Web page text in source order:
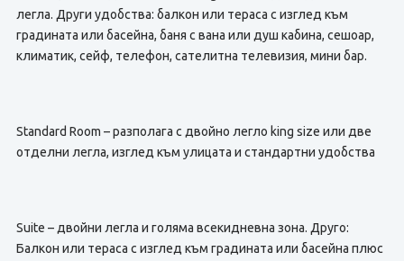
легла. Други удобства: балкон или тераса с изглед към
градината или басейна, баня с вана или душ кабина, сешоар,
климатик, сейф, телефон, сателитна телевизия, мини бар.
Standard Room – разполага с двойно легло king size или две
отделни легла, изглед към улицата и стандартни удобства
Suite – двойни легла и голяма всекидневна зона. Друго:
Балкон или тераса с изглед към градината или басейна плюс